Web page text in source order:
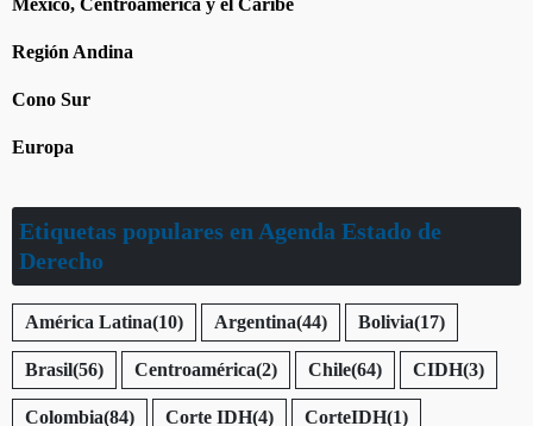
Región Andina
Cono Sur
Europa
Etiquetas populares en Agenda Estado de
Derecho
América Latina(10) Argentina(44) Bolivia(17)
Brasil(56) Centroamérica(2) Chile(64) CIDH(3)
Colombia(84) Corte IDH(4) CorteIDH(1)